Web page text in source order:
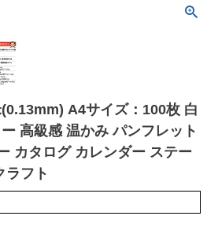
A4サイズ：100枚 白
高級感 温かみ パンフレット
カタログ カレンダー ステー
ラフト